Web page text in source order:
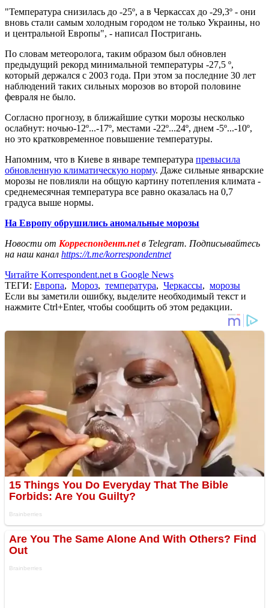
"Температура снизилась до -25º, а в Черкассах до -29,3º - они
вновь стали самым холодным городом не только Украины, но
и центральной Европы", - написал Постригань.
По словам метеоролога, таким образом был обновлен
предыдущий рекорд минимальной температуры -27,5 º,
который держался с 2003 года. При этом за последние 30 лет
наблюдений таких сильных морозов во второй половине
февраля не было.
Согласно прогнозу, в ближайшие сутки морозы несколько
ослабнут: ночью-12º...-17º, местами -22º...24º, днем -5º...-10º,
но это кратковременное повышение температуры.
Напомним, что в Киеве в январе температура превысила
обновленную климатическую норму. Даже сильные январские
морозы не повлияли на общую картину потепления климата -
среднемесячная температура все равно оказалась на 0,7
градуса выше нормы.
На Европу обрушились аномальные морозы
Новости от Корреспондент.netв Telegram. Подписывайтесь
на наш канал https://t.me/korrespondentnet
Читайте Korrespondent.net в Google News
ТЕГИ: Европа, Мороз, температура, Черкассы, морозы
Если вы заметили ошибку, выделите необходимый текст и
нажмите Ctrl+Enter, чтобы сообщить об этом редакции.